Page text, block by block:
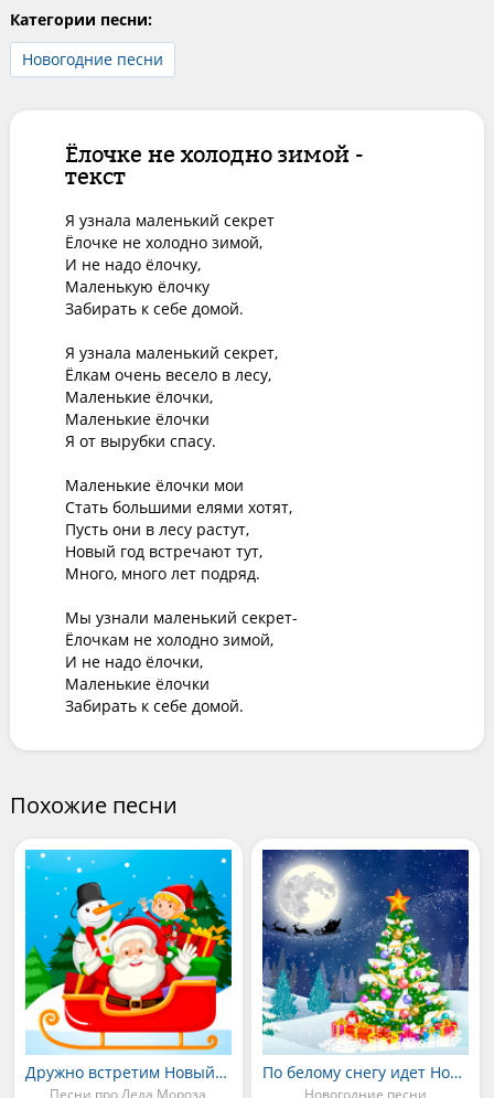
Категории песни:
Новогодние песни
Ёлочке не холодно зимой -
текст
Я узнала маленький секрет
Ёлочке не холодно зимой,
И не надо ёлочку,
Маленькую ёлочку
Забирать к себе домой.
Я узнала маленький секрет,
Ёлкам очень весело в лесу,
Маленькие ёлочки,
Маленькие ёлочки
Я от вырубки спасу.
Маленькие ёлочки мои
Стать большими елями хотят,
Пусть они в лесу растут,
Новый год встречают тут,
Много, много лет подряд.
Мы узнали маленький секрет-
Ёлочкам не холодно зимой,
И не надо ёлочки,
Маленькие ёлочки
Забирать к себе домой.
Похожие песни
Дружно встретим Новый год По белому снегу идет Новый год